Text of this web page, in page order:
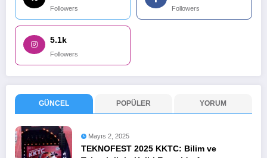
Followers Followers
5.1k
Followers
GÜNCEL POPÜLER YORUM
Mayıs 2, 2025
TEKNOFEST 2025 KKTC: Bilim ve